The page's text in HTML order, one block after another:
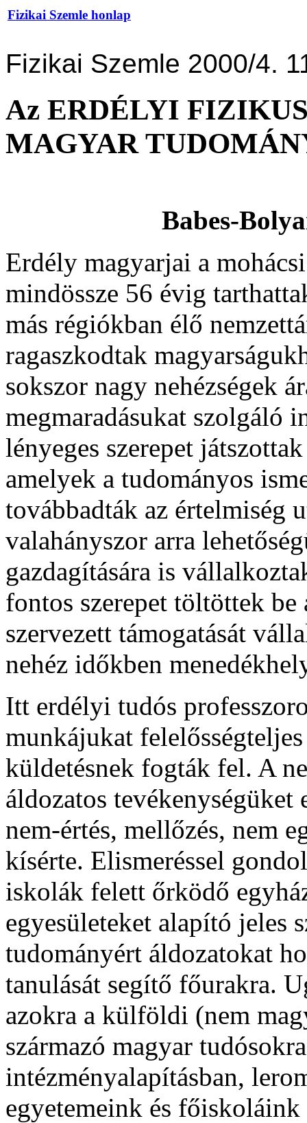
Fizikai Szemle honlap
Fizikai Szemle 2000/4.
Az ERDÉLYI
MAGYAR
Babes-
Erdély magyarjai a
mindössze 56 évig
más régiókban élő
ragaszkodtak
sokszor nagy nehézségek
megmaradásukat szolgáló
lényeges szerepet
amelyek a tudományos
továbbadták az értelmiség
valahányszor arra
gazdagítására is
fontos szerepet töltöttek
szervezett támogatását
nehéz időkben
Itt erdélyi tudós
munkájukat
küldetésnek fogták fel. A
áldozatos
nem-értés, mellőzés, nem
kísérte. Elismeréssel
iskolák felett őrködő
egyesületeket alapító jeles
tudományért áldozatokat
tanulását segítő főurakra.
azokra a külföldi (nem
származó magyar
intézményalapításban,
egyetemeink és főiskoláink